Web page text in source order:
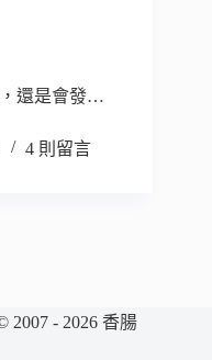
還是會發…
4 則留言
2007 - 2026 香腸